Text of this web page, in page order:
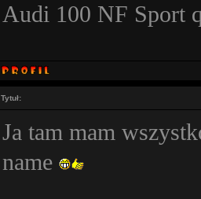
Audi 100 NF Sport
Tytuł:
Ja tam mam
name